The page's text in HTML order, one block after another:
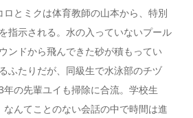
とミクは体育教師の山本から、特別
指示される。水の入っていないプール
ンドから飛んできた砂が積もってい
ふたりだが、同級生で水泳部のチヅ
の先輩ユイも掃除に合流。学校生
んてことのない会話の中で時間は進